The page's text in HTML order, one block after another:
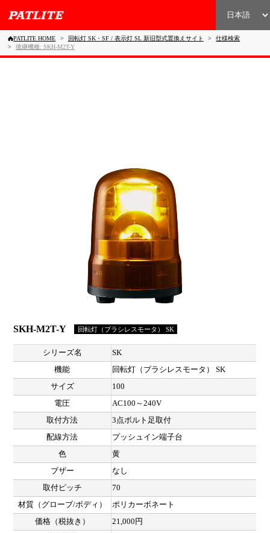
PATLITE HOME 回転灯 SK・SF / 表示灯 SL 新旧型式置換えサイト
仕様検索
後継機種: SKH-M2T-Y
SKH-M2T-Y 回転灯（ブラシレスモータ） SK
シリーズ名
SK
機能
回転灯（ブラシレスモータ） SK
サイズ
100
電圧
AC100～240V
取付方法
3点ボルト足取付
配線方法
プッシュイン端子台
色
黄
ブザー
なし
取付ピッチ
70
材質（グローブ/ボディ）
ポリカーボネート
価格（税抜き）
21,000円